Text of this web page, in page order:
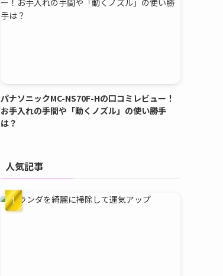
パナソニックMC-NS70F-Hの口コミレビュー！
お手入れの手間や「動くノズル」の使い勝手
は？
人気記事